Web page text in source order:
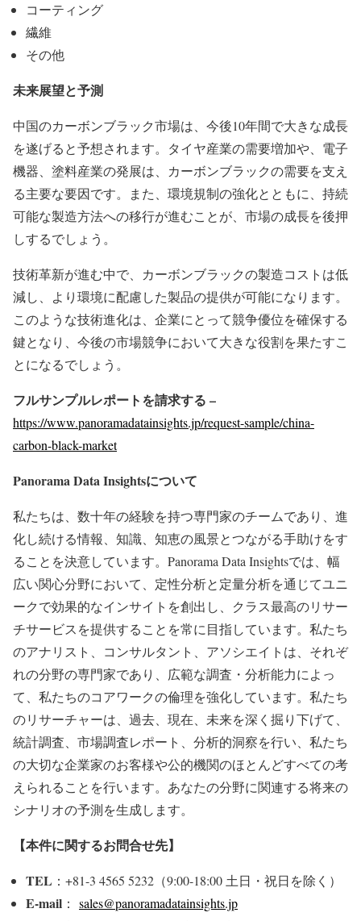
コーティング
繊維
その他
未来展望と予測
中国のカーボンブラック市場は、今後10年間で大きな成長
を遂げると予想されます。タイヤ産業の需要増加や、電子
機器、塗料産業の発展は、カーボンブラックの需要を支え
る主要な要因です。また、環境規制の強化とともに、持続
可能な製造方法への移行が進むことが、市場の成長を後押
しするでしょう。
技術革新が進む中で、カーボンブラックの製造コストは低
減し、より環境に配慮した製品の提供が可能になります。
このような技術進化は、企業にとって競争優位を確保する
鍵となり、今後の市場競争において大きな役割を果たすこ
とになるでしょう。
フルサンプルレポートを請求する –
https://www.panoramadatainsights.jp/request-sample/china-
carbon-black-market
Panorama Data Insightsについて
私たちは、数十年の経験を持つ専門家のチームであり、進
化し続ける情報、知識、知恵の風景とつながる手助けをす
ることを決意しています。Panorama Data Insightsでは、幅
広い関心分野において、定性分析と定量分析を通じてユニ
ークで効果的なインサイトを創出し、クラス最高のリサー
チサービスを提供することを常に目指しています。私たち
のアナリスト、コンサルタント、アソシエイトは、それぞ
れの分野の専門家であり、広範な調査・分析能力によっ
て、私たちのコアワークの倫理を強化しています。私たち
のリサーチャーは、過去、現在、未来を深く掘り下げて、
統計調査、市場調査レポート、分析的洞察を行い、私たち
の大切な企業家のお客様や公的機関のほとんどすべての考
えられることを行います。あなたの分野に関連する将来の
シナリオの予測を生成します。
【本件に関するお問合せ先】
TEL ：+81-3 4565 5232（9:00-18:00 土日・祝日を除く）
E-mail ： sales@panoramadatainsights.jp